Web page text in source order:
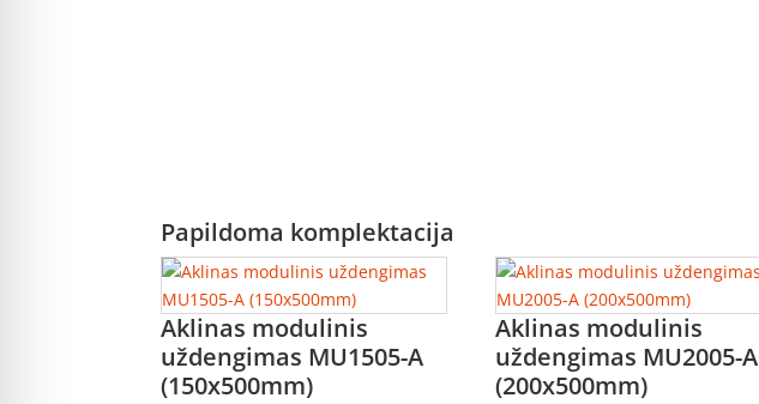
Papildoma komplektacija
Aklinas modulinis
uždengimas MU1505-A
(150x500mm)
Aklinas modulinis
uždengimas MU2005-A
(200x500mm)